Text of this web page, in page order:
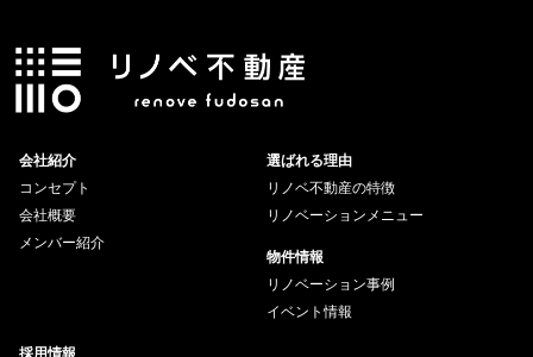
会社紹介
コンセプト
会社概要
メンバー紹介
選ばれる理由
リノベ不動産の特徴
リノベーションメニュー
物件情報
リノベーション事例
イベント情報
採用情報